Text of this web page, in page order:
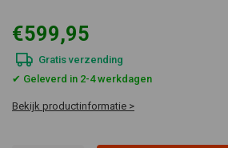
€599,95
Gratis verzending
✔ Geleverd in 2-4 werkdagen
Bekijk productinformatie >